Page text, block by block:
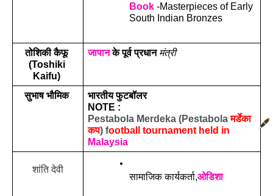
Book -Masterpieces of Early
South Indian Bronzes
तोशिकी कैफू
(Toshiki
Kaifu)
जापान के पूर्व प्रधान मंत्री
सुभाष भौमिक
भारतीय फुटबॉलर
NOTE :
Pestabola Merdeka (Pestabola मर्डेका
कप) f
Malaysia
शांति देवी
सामाजिक कार्यकर्ता,ओडिशा